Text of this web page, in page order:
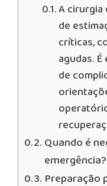
A cirurgia
de
críticas,
agudas.
de
Quando é
emergência?
Preparação